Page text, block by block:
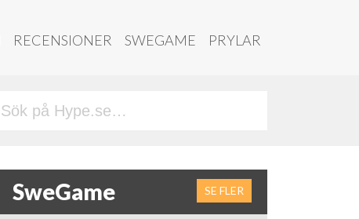
RECENSIONER SWEGAME PRYLAR
SweGame SE FLER